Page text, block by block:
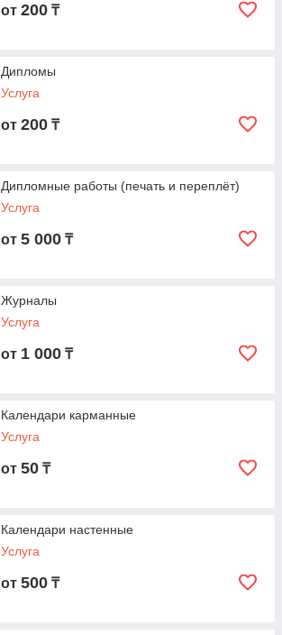
от 200 ₸
Дипломы
Услуга
от 200 ₸
Дипломные работы (печать и переплёт)
Услуга
от 5 000 ₸
Журналы
Услуга
от 1 000 ₸
Календари карманные
Услуга
от 50 ₸
Календари настенные
Услуга
от 500 ₸